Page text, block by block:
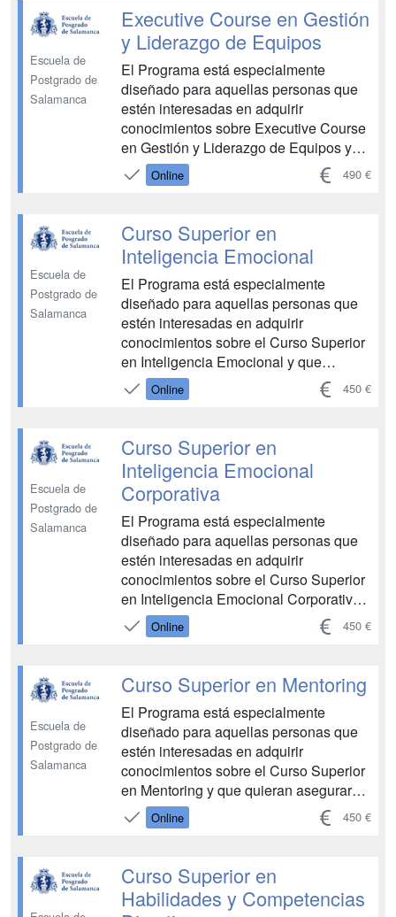
correctivos, generativos y evolutivos en
nuestra mente y nos dirige hacia un
estado mental...
Escuela de
Postgrado de
Salamanca
Executive Course en Gestión
y Liderazgo de Equipos
El Programa está especialmente
diseñado para aquellas personas que
estén interesadas en adquirir
conocimientos sobre Executive Course
en Gestión y Liderazgo de Equipos y
que quieran asegurarse un recorrido
ascendente en esta área, con una
competencias. Permite conocer sobre
los fundamentos teóricos y biológ...
Online 490 €
Escuela de
Postgrado de
Salamanca
Curso Superior en
Inteligencia Emocional
El Programa está especialmente
diseñado para aquellas personas que
estén interesadas en adquirir
conocimientos sobre el Curso Superior
en Inteligencia Emocional y que
quieran asegurarse un recorrido
ascendente en esta área, con una
competencias. Permite conocer sobre
las bases de la inteligencia y del
desar...
Online 450 €
Escuela de
Postgrado de
Salamanca
Curso Superior en
Inteligencia Emocional
Corporativa
El Programa está especialmente
diseñado para aquellas personas que
estén interesadas en adquirir
conocimientos sobre el Curso Superior
en Inteligencia Emocional Corporativa y
que quieran asegurarse un recorrido
ascendente en esta área, con una
competencias. Permite conocer sobre
las bases de la inteligencia...
Online 450 €
Escuela de
Postgrado de
Salamanca
Curso Superior en Mentoring
El Programa está especialmente
diseñado para aquellas personas que
estén interesadas en adquirir
conocimientos sobre el Curso Superior
en Mentoring y que quieran asegurarse
un recorrido ascendente en esta área,
con una especial elevación y
Permite conocer sobre las bases del
coaching, el coaching personal, la intr...
Online 450 €
Curso Superior en
Habilidades y Competencias